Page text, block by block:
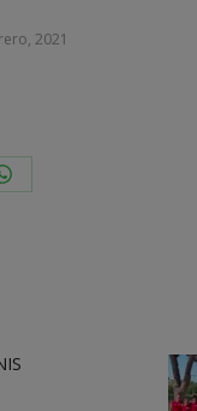
2021
Share